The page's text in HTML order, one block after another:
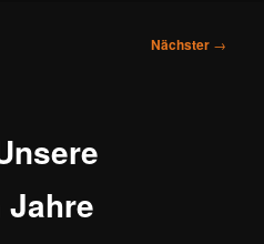
Nächster →